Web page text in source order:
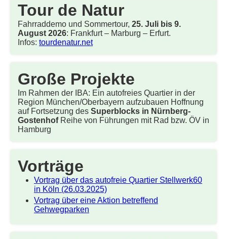
Tour de Natur
Fahrraddemo und Sommertour, 25. Juli bis 9.
August 2026: Frankfurt – Marburg – Erfurt.
Infos: tourdenatur.net
Große Projekte
Im Rahmen der IBA: Ein autofreies Quartier in der
Region München/Oberbayern aufzubauen Hoffnung
auf Fortsetzung des Superblocks in Nürnberg-
GostenhofReihe von Führungen mit Rad bzw. ÖV in
Hamburg
Vorträge
Vortrag über das autofreie Quartier Stellwerk60
in Köln (26.03.2025)
Vortrag über eine Aktion betreffend
Gehwegparken